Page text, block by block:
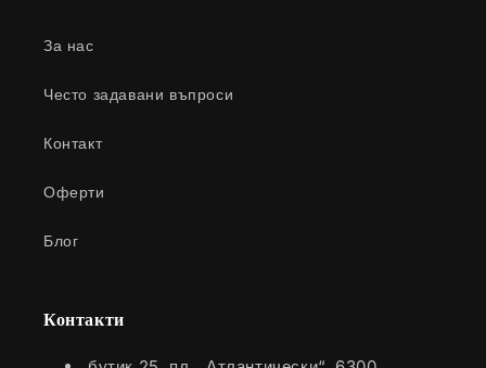
За нас
Често задавани въпроси
Контакт
Оферти
Блог
Контакти